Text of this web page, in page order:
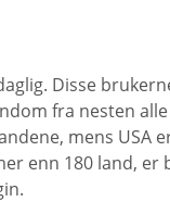
Disse
fra nesten
mens
enn 180 land,